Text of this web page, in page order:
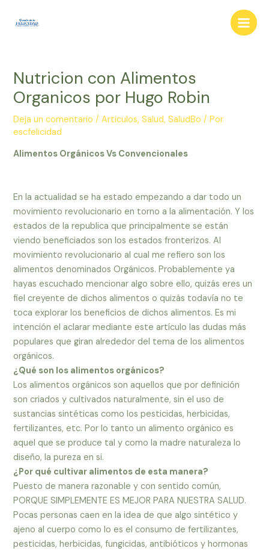
Main
Nutricion con Alimentos
Organicos por Hugo Robin
Deja un comentario /Articulos,Salud,SaludBo / Por
escfelicidad
Alimentos Orgánicos Vs Convencionales
En la actualidad se ha estado empezando a dar todo un
movimiento revolucionario en torno a la alimentación. Y los
estados de la republica que principalmente se están
viendo beneficiados son los estados fronterizos. Al
movimiento revolucionario al cual me refiero son los
alimentos denominados Orgánicos. Probablemente ya
hayas escuchado mencionar algo sobre ello, quizás eres un
fiel creyente de dichos alimentos o quizás todavía no te
toca explorar los beneficios de dichos alimentos. Es mi
intención el aclarar mediante este artículo las dudas más
populares que giran alrededor del tema de los alimentos
orgánicos.
¿Qué son los alimentos orgánicos?
Los alimentos orgánicos son aquellos que por definición
son criados y cultivados naturalmente, sin el uso de
sustancias sintéticas como los pesticidas, herbicidas,
fertilizantes, etc. Por lo tanto un alimento orgánico es
aquel que se produce tal y como la madre naturaleza lo
diseño, la pureza en si.
¿Por qué cultivar alimentos de esta manera?
Puesto de manera razonable y con sentido común,
PORQUE SIMPLEMENTE ES MEJOR PARA NUESTRA SALUD.
Pocas personas caen en la idea de que algo sintético y
ajeno al cuerpo como lo es el consumo de fertilizantes,
pesticidas, herbicidas, fungicidas, antibióticos y hormonas